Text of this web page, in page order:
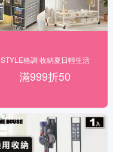
STYLE格調 收納夏日輕生活
滿999折50